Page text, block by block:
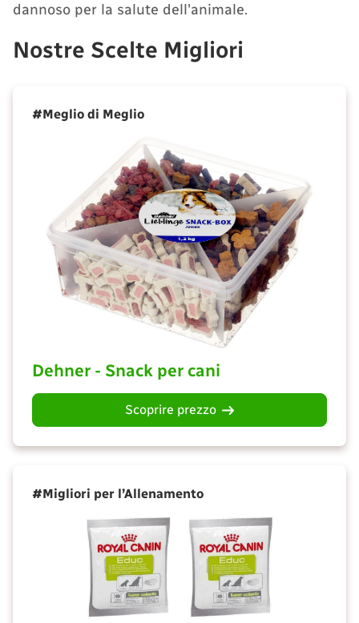
dannoso per la salute dell'animale.
Nostre Scelte Migliori
#Meglio di Meglio
Dehner - Snack per cani
Scoprire prezzo
#Migliori per l’Allenamento